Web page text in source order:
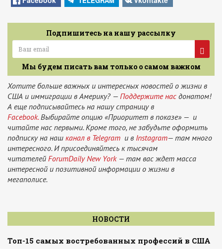
Подпишитесь на нашу рассылку
Мы будем писать вам только о самом важном
Хотите больше важных и интересных новостей о жизни в
США и иммиграции в Америку? — Поддержите нас донатом!
А еще подписывайтесь на нашу страницу в
Facebook.Выбирайте опцию «Приоритет в показе» — и
читайте нас первыми. Кроме того, не забудьте оформить
подписку на наш канал в Telegram и в Instagram— там много
интересного. И присоединяйтесь к тысячам
читателей ForumDaily New York— там вас ждет масса
интересной и позитивной информации о жизни в
мегаполисе.
НОВОСТИ
Топ-15 самых востребованных профессий в США